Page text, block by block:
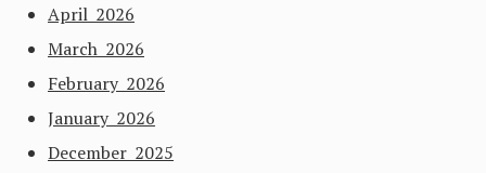
April 2026
March 2026
February 2026
January 2026
December 2025